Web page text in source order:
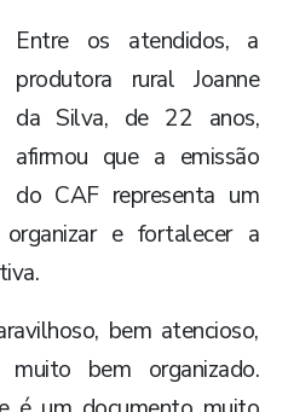
Entre os atendidos, a
produtora rural Joanne
da Silva, de 22 anos,
afirmou que a emissão
do CAF representa um
e fortalecer a
bem atencioso,
muito bem organizado.